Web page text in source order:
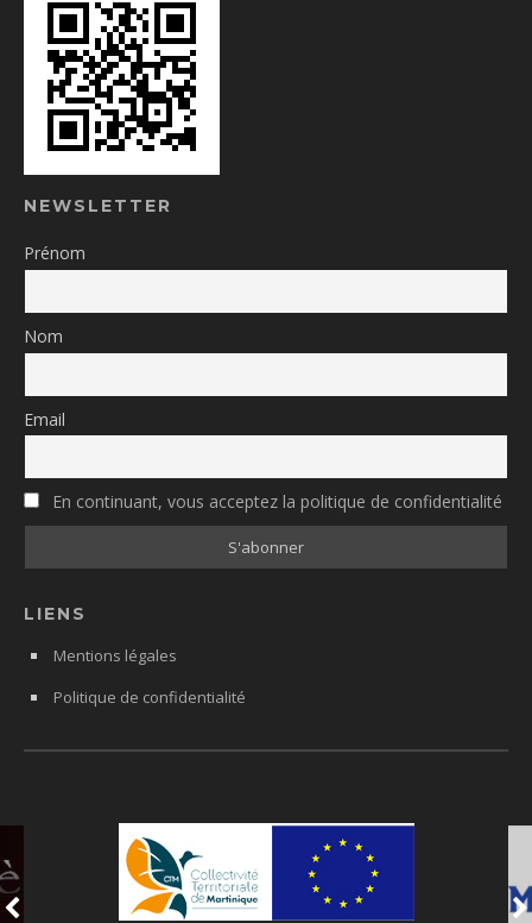
NEWSLETTER
Prénom
Nom
Email
En continuant, vous acceptez la politique de confidentialité
LIENS
Mentions légales
Politique de confidentialité